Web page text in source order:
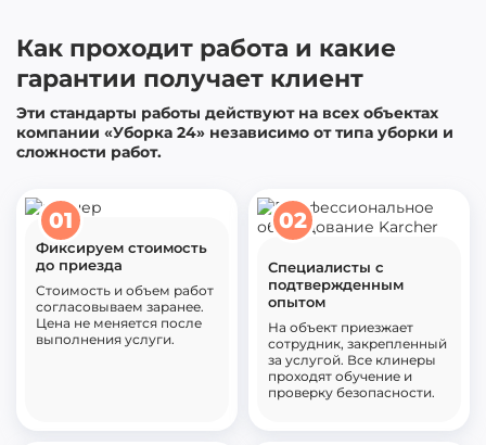
Как проходит работа и какие
гарантии получает клиент
Эти стандарты работы действуют на всех объектах
компании «Уборка 24» независимо от типа уборки и
сложности работ.
01
Фиксируем стоимость
до приезда
Стоимость и объем работ
согласовываем заранее.
Цена не меняется после
выполнения услуги.
02
Специалисты с
подтвержденным
опытом
На объект приезжает
сотрудник, закрепленный
за услугой. Все клинеры
проходят обучение и
проверку безопасности.